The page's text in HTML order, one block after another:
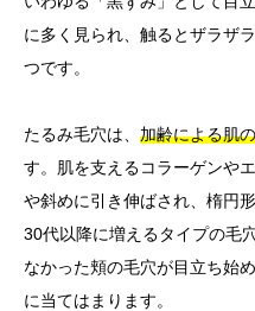
に多く見られ、触るとザラザ
つです。
たるみ毛穴は、 加齢による肌
す。肌を支えるコラーゲンや
や斜めに引き伸ばされ、楕円
30代以降に増えるタイプの毛
なかった頬の毛穴が目立ち始
に当てはまります。